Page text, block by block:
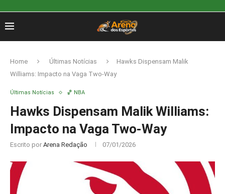
Home Últimas Notícias
Hawks Dispensam Malik
Williams: Impacto na Vaga Two-Way
Últimas Notícias 🏀 NBA
Hawks Dispensam Malik Williams:
Impacto na Vaga Two-Way
Escrito por Arena Redação 07/01/2026